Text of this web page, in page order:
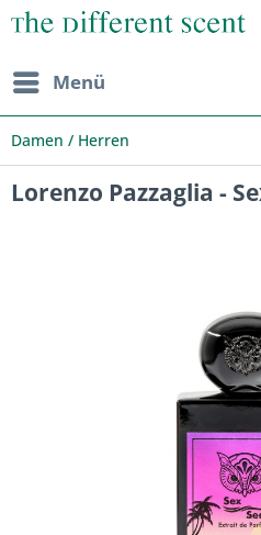
Menü
Damen / Herren
Lorenzo Pazzaglia -